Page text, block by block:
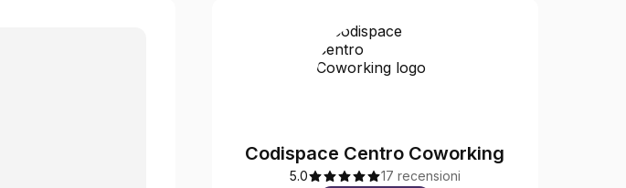
Codispace Centro Coworking
5.0
17 recensioni